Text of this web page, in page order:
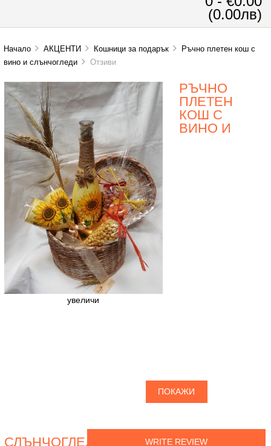
(0.00лв)
Начало АКЦЕНТИ Кошници за подарък
Ръчно плетен кош с
вино и слънчогледи
Отзиви
увеличи
ПОКАЖИ
WRITE REVIEW
РЪЧНО
ПЛЕТЕН
КОШ С
ВИНО И
СЛЪНЧОГЛЕДИ